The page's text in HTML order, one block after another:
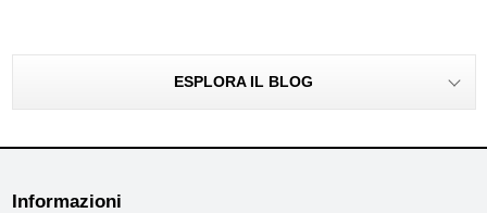
ESPLORA IL BLOG
Informazioni